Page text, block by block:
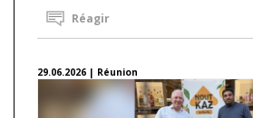
Réagir
29.06.2026 | Réunion